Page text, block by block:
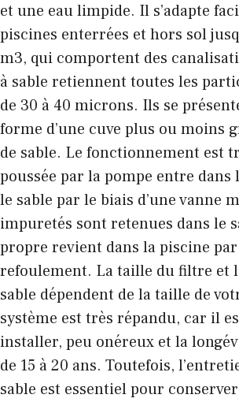
et une eau limpide. Il s’adapte
piscines enterrées et hors sol
m3, qui comportent des
à sable retiennent toutes les
de 30 à 40 microns. Ils se
forme d’une cuve plus ou moins
de sable. Le fonctionnement est
poussée par la pompe entre dans
le sable par le biais d’une vanne
impuretés sont retenues dans le
propre revient dans la piscine par
refoulement. La taille du filtre et
sable dépendent de la taille de
système est très répandu, car il
installer, peu onéreux et la
de 15 à 20 ans. Toutefois,
sable est essentiel pour